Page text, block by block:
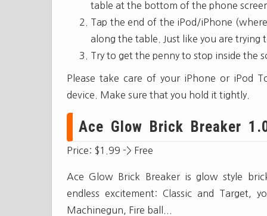
table at the bottom of the phone
Tap the end of the iPod/iPhone
along the table. Just like you are trying
Try to get the penny to stop inside the
Please take care of your iPhone or iPod
device. Make sure that you hold it tightly.
Ace Glow Brick Breaker
Price: $1.99 -> Free
Ace Glow Brick Breaker is glow style
endless excitement: Classic and Target,
Machinegun, Fire ball...